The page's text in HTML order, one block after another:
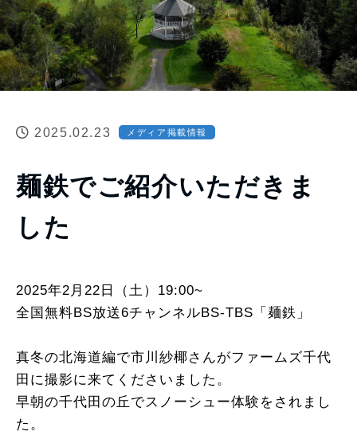
2025.02.23 メディア掲載情報
麺鉄でご紹介いただきま
した
2025年2月22日（土）19:00~
全国無料BS放送6チャンネルBS-TBS「麺鉄」
真冬の北海道編で市川紗椰さんがファームズ千代
田に撮影に来てくださいました。
早朝の千代田の丘でスノーシュー体験をされまし
た。